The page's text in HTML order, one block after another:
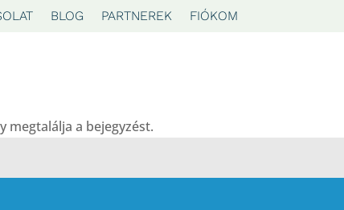
BLOG PARTNEREK FIÓKOM
megtalálja a bejegyzést.